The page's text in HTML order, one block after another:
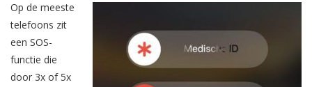
Op de meeste
telefoons zit
een SOS-
functie die
door 3x of 5x